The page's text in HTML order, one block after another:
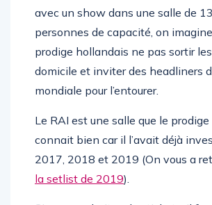
information n’a encore filtré sur le
avec un show dans une salle de
personnes de capacité, on
prodige hollandais ne pas sortir les
domicile et inviter des headliners
Le RAI est une salle que le
connait bien car il l’avait déjà
2017, 2018 et 2019 (On vous a